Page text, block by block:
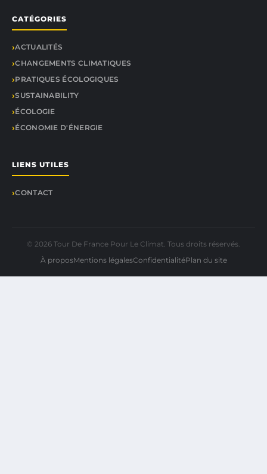
CATÉGORIES
ACTUALITÉS
CHANGEMENTS CLIMATIQUES
PRATIQUES ÉCOLOGIQUES
SUSTAINABILITY
ÉCOLOGIE
ÉCONOMIE D'ÉNERGIE
LIENS UTILES
CONTACT
© 2026 Tour De France Pour Le Climat. Tous droits réservés.
À proposMentions légalesConfidentialitéPlan du site